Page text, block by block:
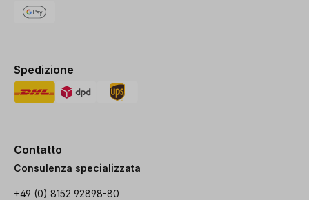
Spedizione
Contatto
Consulenza specializzata
+49 (0) 8152 92898-80